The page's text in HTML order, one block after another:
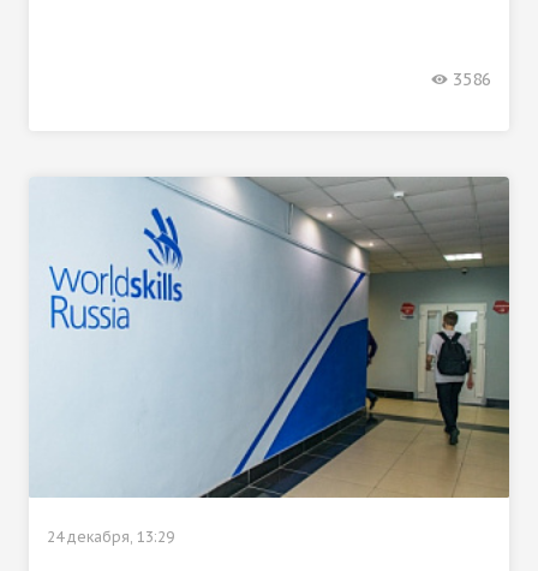
3586
24 декабря, 13:29